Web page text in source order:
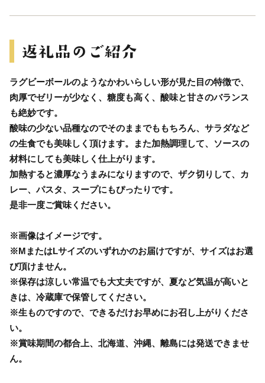
ラグビーボールのようなかわいらしい形が見た目の特徴で、
肉厚でゼリーが少なく、糖度も高く、酸味と甘さのバランス
も絶妙です。
酸味の少ない品種なのでそのままでももちろん、サラダなど
の生食でも美味しく頂けます。また加熱調理して、ソースの
材料にしても美味しく仕上がります。
加熱すると濃厚なうまみになりますので、ザク切りして、カ
レー、パスタ、スープにもぴったりです。
是非一度ご賞味ください。
※画像はイメージです。
※MまたはLサイズのいずれかのお届けですが、サイズはお選
び頂けません。
※保存は涼しい常温でも大丈夫ですが、夏など気温が高いと
きは、冷蔵庫で保管してください。
※生ものですので、できるだけお早めにお召し上がりくださ
い。
※賞味期間の都合上、北海道、沖縄、離島には発送できませ
ん。